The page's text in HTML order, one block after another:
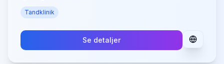
Tandklinik
Se detaljer